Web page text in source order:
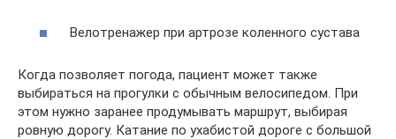
Велотренажер при артрозе коленного сустава
Когда позволяет погода, пациент может также
выбираться на прогулки с обычным велосипедом. При
этом нужно заранее продумывать маршрут, выбирая
ровную дорогу. Катание по ухабистой дороге с большой